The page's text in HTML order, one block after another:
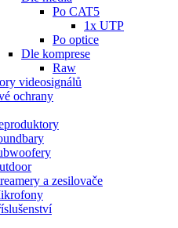
Po CAT5
1x UTP
Po optice
Dle komprese
Raw
videosignálů
ochrany
a zesilovače